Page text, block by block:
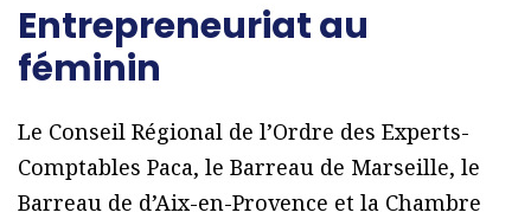
Entrepreneuriat au
féminin
Le Conseil Régional de l’Ordre des Experts-
Comptables Paca, le Barreau de Marseille, le
Barreau de d’Aix-en-Provence et la Chambre